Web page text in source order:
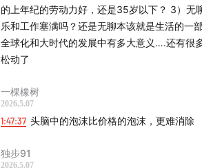
塔）。
「🧮算账」
成本项：固定 - 地租、种子、除草、人力、修
地租：国内2000元/年，亩产最多4吨（精耕
园艺农业，追求的是单位亩产的最大产出。而
大的面积、更高的效率。
定价源头是国内的收购价。国内大豆收购价
的上年纪的劳动力好，还是35岁以下？ 3）无
乐和工作塞满吗？还是无聊本该就是生活的一
全球化和大时代的发展中有多大意义….还有很
松动了
一棵橡树
2026.5.07
1:47:37 头脑中的泡沫比价格的泡沫，更难消除
独步91
2026.5.07